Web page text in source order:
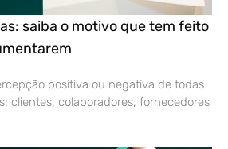
saiba o motivo que tem feito
positiva ou negativa de todas
clientes, colaboradores, fornecedores